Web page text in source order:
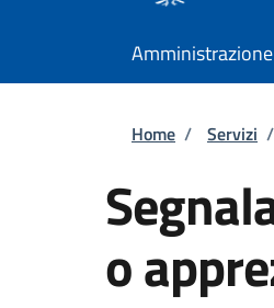
Amministrazione
Home / Servizi /
o